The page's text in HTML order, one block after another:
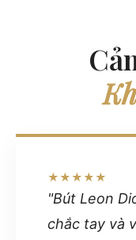
★★★★★
"Bút Leon
chắc tay và